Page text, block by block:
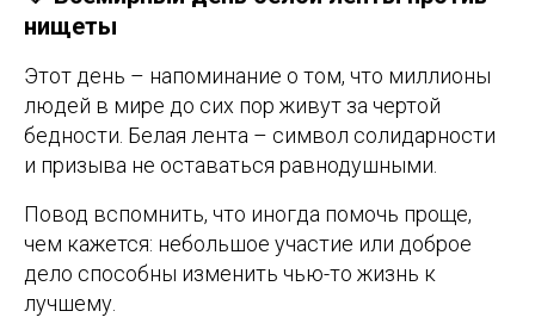
нищеты
Этот день – напоминание о том, что миллионы
людей в мире до сих пор живут за чертой
бедности. Белая лента – символ солидарности
и призыва не оставаться равнодушными.
Повод вспомнить, что иногда помочь проще,
чем кажется: небольшое участие или доброе
дело способны изменить чью-то жизнь к
лучшему.